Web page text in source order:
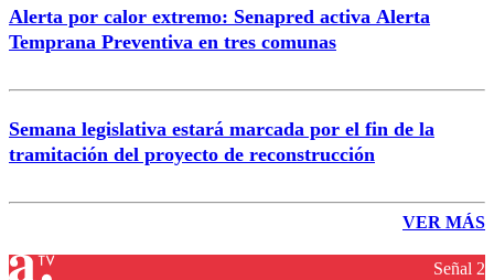
Alerta por calor extremo: Senapred activa Alerta
Temprana Preventiva en tres comunas
Semana legislativa estará marcada por el fin de la
tramitación del proyecto de reconstrucción
VER MÁS
Señal 2